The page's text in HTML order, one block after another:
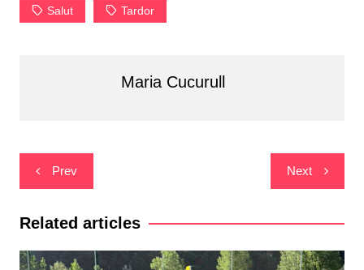
Salut Tardor
Maria Cucurull
Navegació
d'entrades
Prev Next
Related articles